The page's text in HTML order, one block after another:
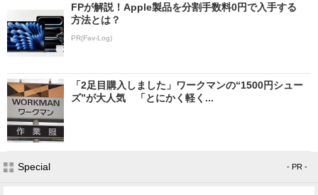
FPが解説！Apple製品を分割手数料0円で入手する
方法とは？
PR(Fav-Log)
「2足目購入しました」ワークマンの“1500円シュー
ズ”が大人気 「とにかく軽く...
Special - PR -